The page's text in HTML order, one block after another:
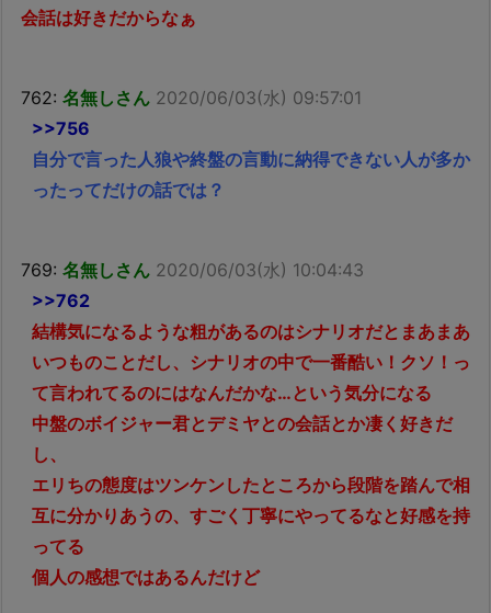
会話は好きだからなぁ
762: 名無しさん 2020/06/03(水) 09:57:01
>>756
自分で言った人狼や終盤の言動に納得できない人が多か
ったってだけの話では？
769: 名無しさん 2020/06/03(水) 10:04:43
>>762
結構気になるような粗があるのはシナリオだとまあまあ
いつものことだし、シナリオの中で一番酷い！クソ！っ
て言われてるのにはなんだかな…という気分になる
中盤のボイジャー君とデミヤとの会話とか凄く好きだ
し、
エリちの態度はツンケンしたところから段階を踏んで相
互に分かりあうの、すごく丁寧にやってるなと好感を持
ってる
個人の感想ではあるんだけど